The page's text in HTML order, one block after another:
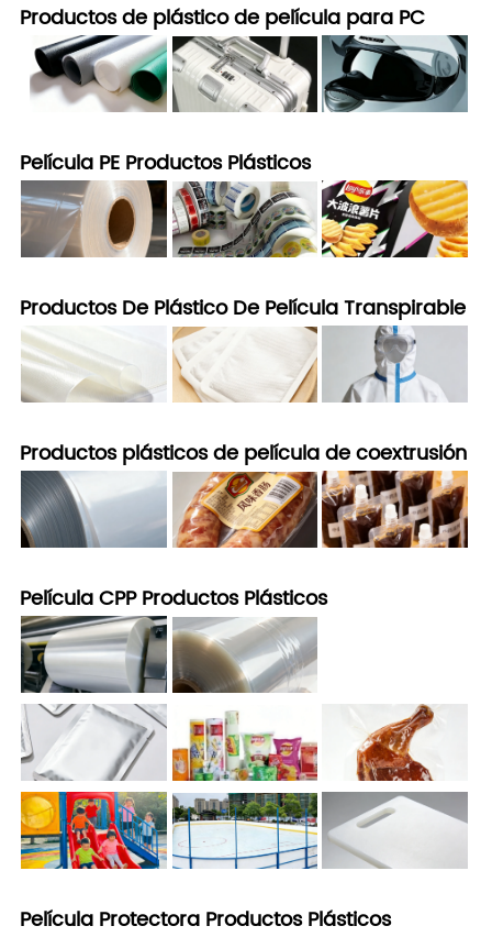
Productos de plástico de película para PC
Película PE Productos Plásticos
Productos De Plástico De Película Transpirable
Productos plásticos de película de coextrusión
Película CPP Productos Plásticos
Película Protectora Productos Plásticos